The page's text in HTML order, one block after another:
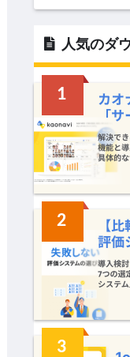
人気のダ